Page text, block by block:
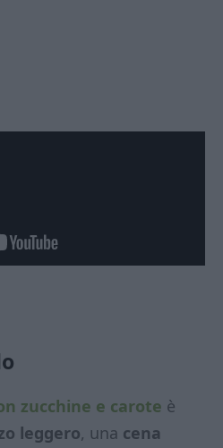
zucchine e carote è
leggero, una cena